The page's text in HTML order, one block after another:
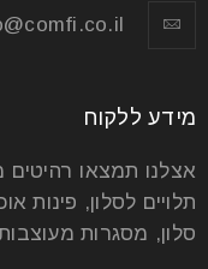
מידע ללקוח
אצלנו תמצאו רהיטים
תלויים לסלון, פינות
סלון, מסגרות